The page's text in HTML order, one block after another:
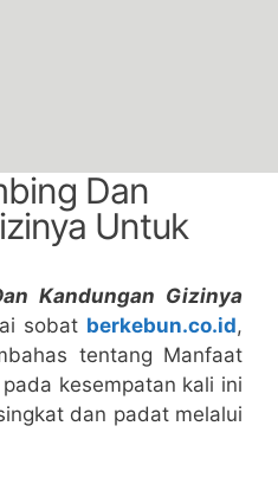
Dan
Untuk
Kandungan Gizinya
sobat berkebun.co.id,
tentang Manfaat
kesempatan kali ini
dan padat melalui